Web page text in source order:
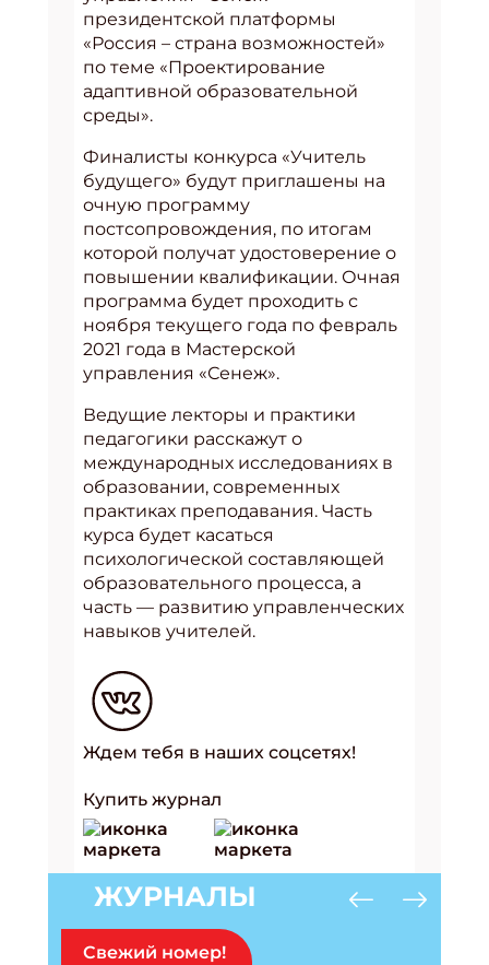
президентской платформы
«Россия – страна возможностей»
по теме «Проектирование
адаптивной образовательной
среды».
Финалисты конкурса «Учитель
будущего» будут приглашены на
очную программу
постсопровождения, по итогам
которой получат удостоверение о
повышении квалификации. Очная
программа будет проходить с
ноября текущего года по февраль
2021 года в Мастерской
управления «Сенеж».
Ведущие лекторы и практики
педагогики расскажут о
международных исследованиях в
образовании, современных
практиках преподавания. Часть
курса будет касаться
психологической составляющей
образовательного процесса, а
часть — развитию управленческих
навыков учителей.
Ждем тебя в наших соцсетях!
Купить журнал
ЖУРНАЛЫ
Свежий номер!